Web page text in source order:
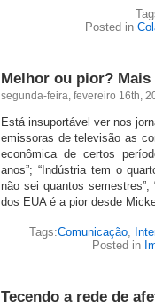
Posted in
Melhor ou pior? Mais
segunda-feira, fevereiro 16th,
Está insuportável ver nos
emissoras de televisão as
econômica de certos
anos”; “Indústria tem o
não sei quantos semestres”;
dos EUA é a pior desde
Tags:Comunicação,
Posted in
Tecendo a rede de